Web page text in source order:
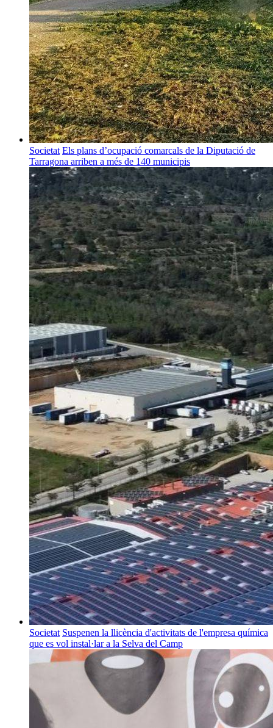
Societat Els plans d’ocupació comarcals de la Diputació de
Tarragona arriben a més de 140 municipis
Societat Suspenen la llicència d'activitats de l'empresa química
que es vol instal·lar a la Selva del Camp